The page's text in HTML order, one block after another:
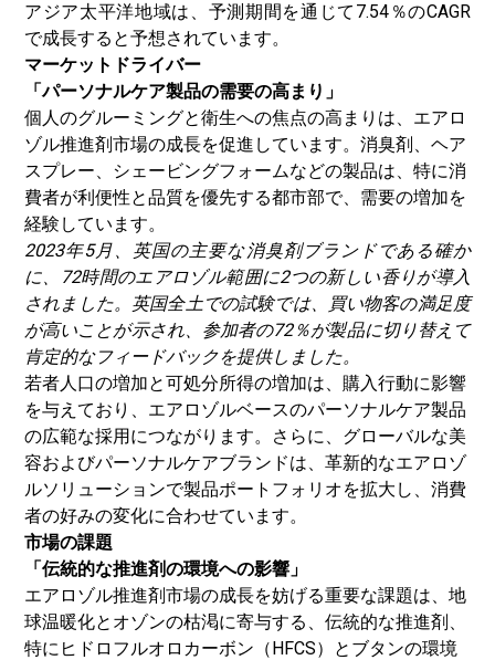
アジア太平洋地域は、予測期間を通じて7.54％のCAGR
で成長すると予想されています。
マーケットドライバー
「パーソナルケア製品の需要の高まり」
個人のグルーミングと衛生への焦点の高まりは、エアロ
ゾル推進剤市場の成長を促進しています。消臭剤、ヘア
スプレー、シェービングフォームなどの製品は、特に消
費者が利便性と品質を優先する都市部で、需要の増加を
経験しています。
2023年5月、英国の主要な消臭剤ブランドである確か
に、72時間のエアロゾル範囲に2つの新しい香りが導入
されました。英国全土での試験では、買い物客の満足度
が高いことが示され、参加者の72％が製品に切り替えて
肯定的なフィードバックを提供しました。
若者人口の増加と可処分所得の増加は、購入行動に影響
を与えており、エアロゾルベースのパーソナルケア製品
の広範な採用につながります。さらに、グローバルな美
容およびパーソナルケアブランドは、革新的なエアロゾ
ルソリューションで製品ポートフォリオを拡大し、消費
者の好みの変化に合わせています。
市場の課題
「伝統的な推進剤の環境への影響」
エアロゾル推進剤市場の成長を妨げる重要な課題は、地
球温暖化とオゾンの枯渇に寄与する、伝統的な推進剤、
特にヒドロフルオロカーボン（HFCS）とブタンの環境